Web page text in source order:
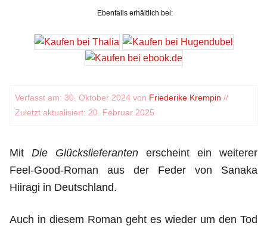
Ebenfalls erhältlich bei:
Verfasst am: 30. Oktober 2024 von Friederike Krempin //
Zuletzt aktualisiert: 20. Februar 2025
Mit Die Glückslieferanten erscheint ein weiterer
Feel-Good-Roman aus der Feder von Sanaka
Hiiragi in Deutschland.
Auch in diesem Roman geht es wieder um den Tod